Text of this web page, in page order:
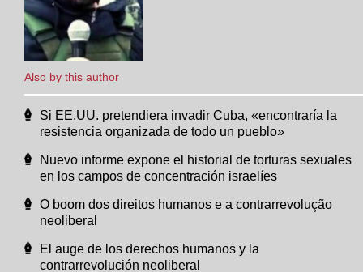
Also by this author
Si EE.UU. pretendiera invadir Cuba, «encontraría la
resistencia organizada de todo un pueblo»
Nuevo informe expone el historial de torturas sexuales
en los campos de concentración israelíes
O boom dos direitos humanos e a contrarrevolução
neoliberal
El auge de los derechos humanos y la
contrarrevolución neoliberal